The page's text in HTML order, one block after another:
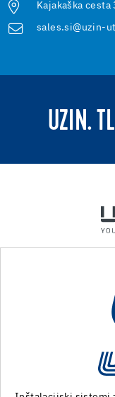
Kajakaška
sales.si@uzin-
UZIN.